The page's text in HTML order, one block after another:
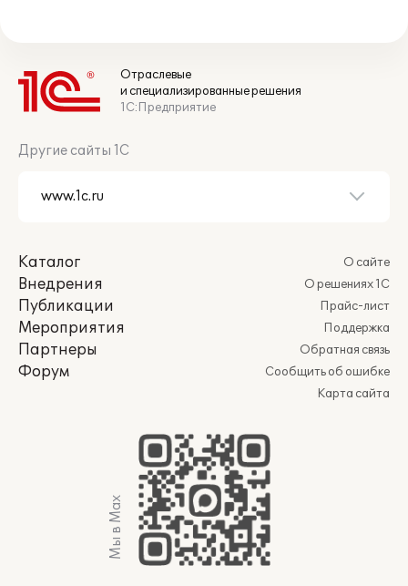
Отраслевые
и специализированные решения
1С:Предприятие
Другие сайты 1С
Каталог
Внедрения
Публикации
Мероприятия
Партнеры
Форум
О сайте
О решениях 1С
Прайс-лист
Поддержка
Обратная связь
Сообщить об ошибке
Карта сайта
Мы в Max